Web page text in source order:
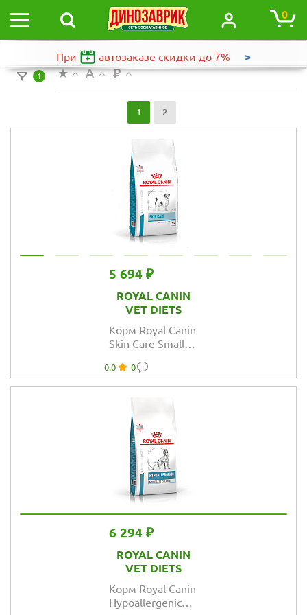
0
При автозаказе скидки до 7% >
1
1 2
5 694 ₽
ROYAL CANIN
VET DIETS
Корм Royal Canin
Skin Care Small
собак весом до
10 кг при
дерматозах
0.0 0
6 294 ₽
ROYAL CANIN
VET DIETS
Корм Royal Canin
Hypoallergenic